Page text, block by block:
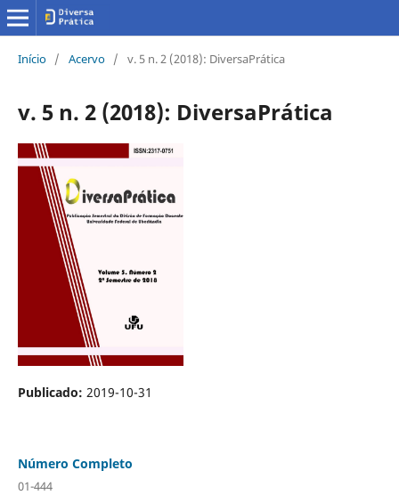
Início / Acervo / v. 5 n. 2 (2018): DiversaPrática
v. 5 n. 2 (2018): DiversaPrática
Publicado: 2019-10-31
Número Completo
01-444